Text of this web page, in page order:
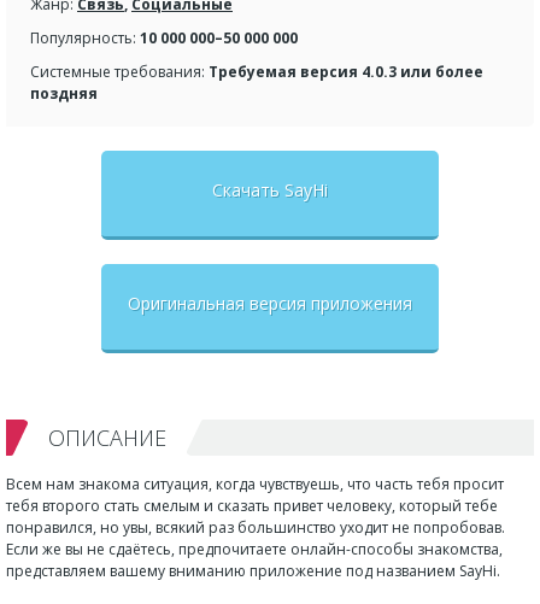
Жанр: Связь, Социальные
Популярность: 10 000 000–50 000 000
Системные требования: Требуемая версия 4.0.3 или более
поздняя
Скачать SayHi
Оригинальная версия приложения
ОПИСАНИЕ
Всем нам знакома ситуация, когда чувствуешь, что часть тебя просит
тебя второго стать смелым и сказать привет человеку, который тебе
понравился, но увы, всякий раз большинство уходит не попробовав.
Если же вы не сдаётесь, предпочитаете онлайн-способы знакомства,
представляем вашему вниманию приложение под названием SayHi.